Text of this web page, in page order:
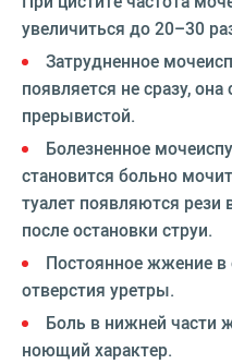
увеличиться до 20–30
Затрудненное
появляется не сразу,
прерывистой.
Болезненное
становится больно
туалет появляются рези
после остановки струи.
Постоянное жжение в
отверстия уретры.
Боль в нижней части
ноющий характер.